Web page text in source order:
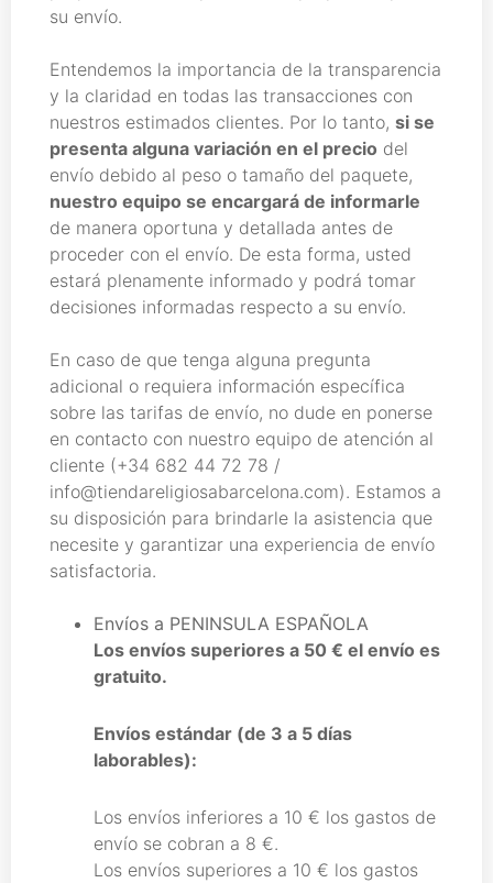
su envío.
Entendemos la importancia de la transparencia
y la claridad en todas las transacciones con
nuestros estimados clientes. Por lo tanto, si se
presenta alguna variación en el precio del
envío debido al peso o tamaño del paquete,
nuestro equipo se encargará de informarle
de manera oportuna y detallada antes de
proceder con el envío. De esta forma, usted
estará plenamente informado y podrá tomar
decisiones informadas respecto a su envío.
En caso de que tenga alguna pregunta
adicional o requiera información específica
sobre las tarifas de envío, no dude en ponerse
en contacto con nuestro equipo de atención al
cliente (+34 682 44 72 78 /
info@tiendareligiosabarcelona.com). Estamos a
su disposición para brindarle la asistencia que
necesite y garantizar una experiencia de envío
satisfactoria.
Envíos a PENINSULA ESPAÑOLA
Los envíos superiores a 50 € el envío es
gratuito.
Envíos estándar (de 3 a 5 días
laborables):
Los envíos inferiores a 10 € los gastos de
envío se cobran a 8 €.
Los envíos superiores a 10 € los gastos